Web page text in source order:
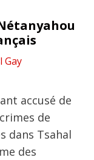
Gay
accusé de
de
dans Tsahal
des